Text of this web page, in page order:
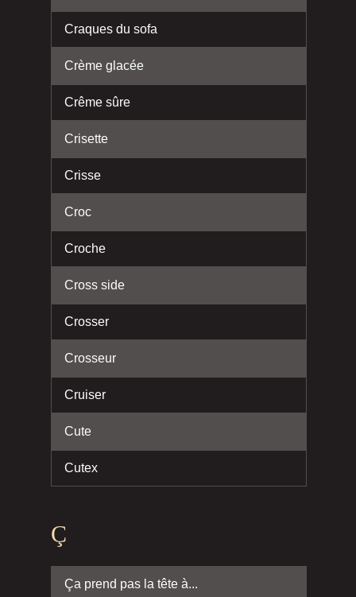
Craques du sofa
Crème glacée
Crême sûre
Crisette
Crisse
Croc
Croche
Cross side
Crosser
Crosseur
Cruiser
Cute
Cutex
Ç
Ça prend pas la tête à...